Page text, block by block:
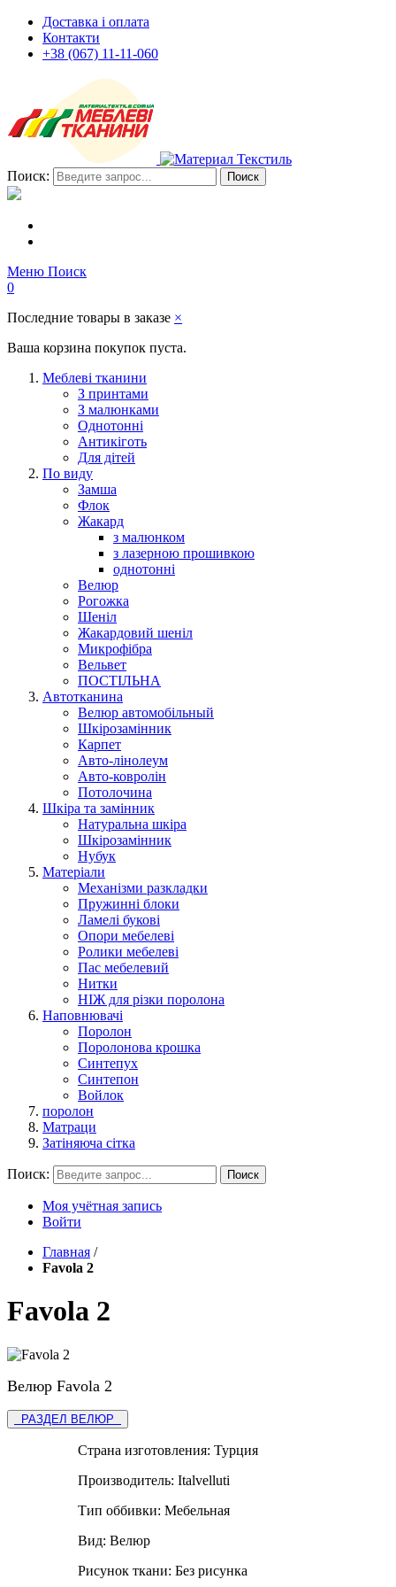
Доставка і оплата
Контакти
+38 (067) 11-11-060
Поиск: Поиск
Меню Поиск
0
Последние товары в заказе ×
Ваша корзина покупок пуста.
Меблеві тканини
З принтами
З малюнками
Однотонні
Антикіготь
Для дітей
По виду
Замша
Флок
Жакард
з малюнком
з лазерною прошивкою
однотонні
Велюр
Рогожка
Шеніл
Жакардовий шеніл
Микрофібра
Вельвет
ПОСТІЛЬНА
Автотканина
Велюр автомобільный
Шкірозамінник
Карпет
Авто-лінолеум
Авто-ковролін
Потолочина
Шкіра та замінник
Натуральна шкіра
Шкірозамінник
Нубук
Матеріали
Механізми разкладки
Пружинні блоки
Ламелі букові
Опори мебелеві
Ролики мебелеві
Пас мебелевий
Нитки
НІЖ для різки поролона
Наповнювачі
Поролон
Поролонова крошка
Синтепух
Синтепон
Войлок
поролон
Матраци
Затіняюча сітка
Поиск: Поиск
Моя учётная запись
Войти
Главная /
Favola 2
Favola 2
Велюр Favola 2
РАЗДЕЛ ВЕЛЮР
Страна изготовления: Турция
Производитель: Italvelluti
Тип оббивки: Мебельная
Вид: Велюр
Рисунок ткани: Без рисунка